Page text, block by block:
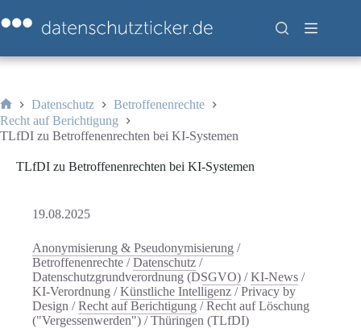
Inhalt
springen
Start
Datenschutz
Betroffenenrechte
Recht auf Berichtigung
TLfDI zu Betroffenenrechten bei KI-Systemen
TLfDI zu Betroffenenrechten bei KI-Systemen
19.08.2025
Anonymisierung & Pseudonymisierung /
Betroffenenrechte /Datenschutz /
Datenschutzgrundverordnung (DSGVO) /KI-News /
KI-Verordnung /Künstliche Intelligenz /Privacy by
Design /Recht auf Berichtigung /Recht auf Löschung
("Vergessenwerden") /Thüringen (TLfDI)